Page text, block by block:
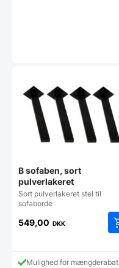
B sofaben, sort
pulverlakeret
Sort pulverlakeret stel til
sofaborde
549,00 DKK
Mulighed for mængderabat